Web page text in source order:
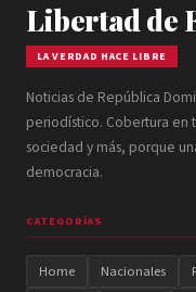
Libertad de
LA VERDAD HACE LIBRE
Noticias de República
periodístico. Cobertura
sociedad y más, porque
democracia.
CATEGORÍAS
Home Nacionales